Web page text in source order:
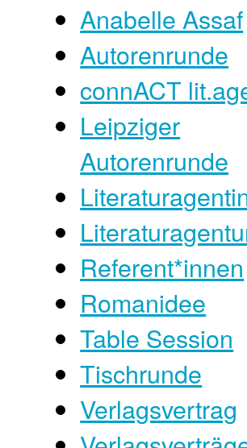
Anabelle Assaf
Autorenrunde
connACT
Leipziger
Autorenrunde
Referent*innen
Romanidee
Table Session
Tischrunde
Verlagsvertrag